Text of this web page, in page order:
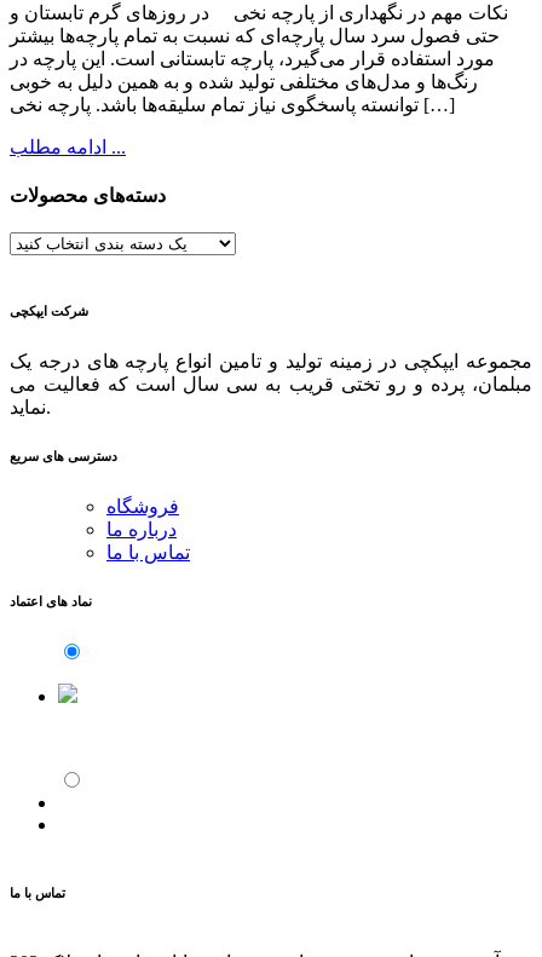
نکات مهم در نگهداری از پارچه نخی در روزهای گرم تابستان و
حتی فصول سرد سال پارچه‌ای که نسبت به تمام پارچه‌ها بیشتر
مورد استفاده قرار می‌گیرد، پارچه تابستانی است. این پارچه در
رنگ‌ها و مدل‌های مختلفی تولید شده و به همین دلیل به خوبی
توانسته پاسخگوی نیاز تمام سلیقه‌ها باشد. پارچه نخی […]
ادامه مطلب ...
دسته‌های محصولات
شرکت ایپکچی
مجموعه ایپکچی در زمینه تولید و تامین انواع پارچه های درجه یک
مبلمان، پرده و رو تختی قریب به سی سال است که فعالیت می
نماید.
دسترسی های سریع
فروشگاه
درباره ما
تماس با ما
نماد های اعتماد
تماس با ما